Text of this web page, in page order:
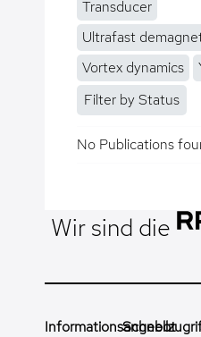
Transducer
Ultrafast
Vortex dynamics
Filter by Status
No Publications
Wir sind die
Informationsangebot